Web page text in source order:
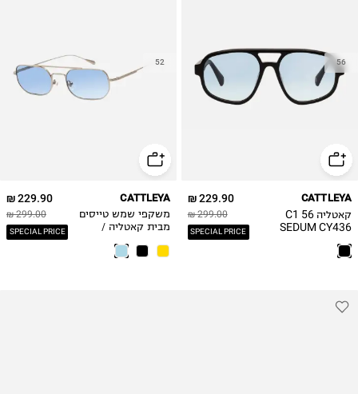
56
229.90 ₪
299.00 ₪
SPECIAL PRICE
CATTLEYA
קאטליה C1 56
SEDUM CY436
52
229.90 ₪
299.00 ₪
SPECIAL PRICE
CATTLEYA
משקפי שמש טייסים
מבית קאטליה /